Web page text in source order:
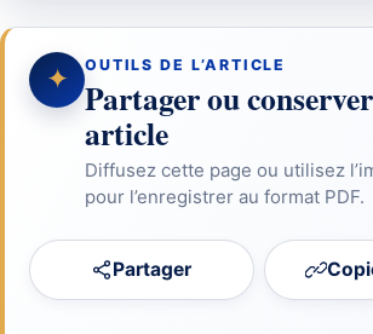
✦ OUTILS DE L’ARTICLE
Partager ou
article
Diffusez cette page ou utilisez
pour l’enregistrer au format PDF.
Partager